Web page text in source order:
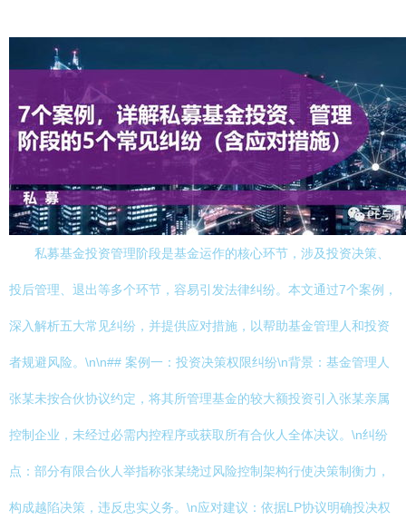
私募基金投资管理阶段是基金运作的核心环节，涉及投资决策、
投后管理、退出等多个环节，容易引发法律纠纷。本文通过7个案例，
深入解析五大常见纠纷，并提供应对措施，以帮助基金管理人和投资
者规避风险。\n\n## 案例一：投资决策权限纠纷\n背景：基金管理人
张某未按合伙协议约定，将其所管理基金的较大额投资引入张某亲属
控制企业，未经过必需内控程序或获取所有合伙人全体决议。\n纠纷
点：部分有限合伙人举指称张某绕过风险控制架构行使决策制衡力，
构成越陷决策，违反忠实义务。\n应对建议：依据LP协议明确投决权